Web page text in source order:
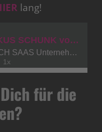
lang!
für die